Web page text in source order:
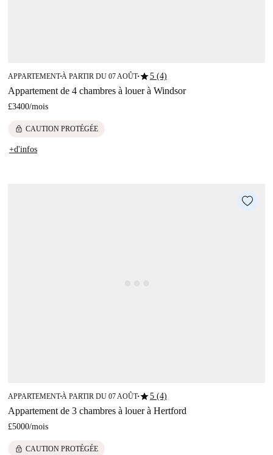
APPARTEMENT■À PARTIR DU 07 AOÛT■star5 (4)
Appartement de 4 chambres à louer à Windsor
£3400/mois
lock CAUTION PROTÉGÉE
+d'infos
APPARTEMENT■À PARTIR DU 07 AOÛT■star5 (4)
Appartement de 3 chambres à louer à Hertford
£5000/mois
lock CAUTION PROTÉGÉE